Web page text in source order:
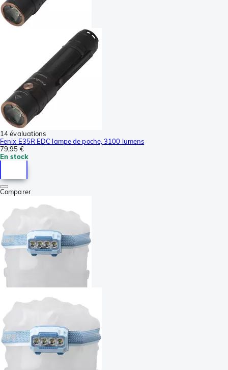
14 évaluations
Fenix E35R EDC lampe de poche, 3100 lumens
79,95 €
En stock
Comparer